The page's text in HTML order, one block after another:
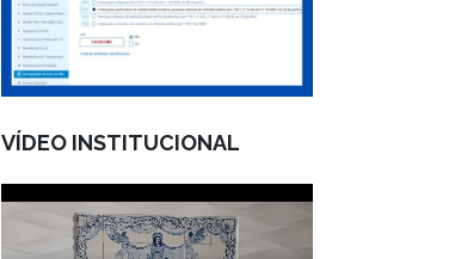
VÍDEO INSTITUCIONAL